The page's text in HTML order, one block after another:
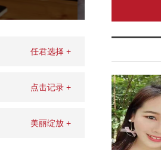
任君选择 +
点击记录 +
美丽绽放 +